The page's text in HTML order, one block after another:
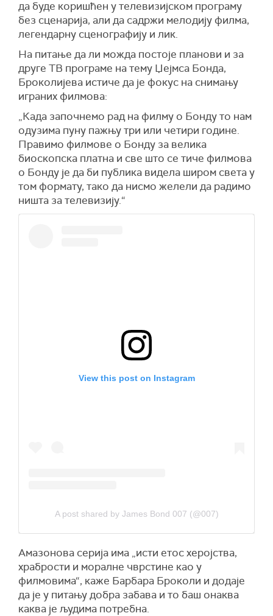
да буде коришћен у телевизијском програму
без сценарија, али да садржи мелодију филма,
легендарну сценографију и лик.
На питање да ли можда постоје планови и за
друге ТВ програме на тему Џејмса Бонда,
Броколијева истиче да је фокус на снимању
играних филмова:
„Када започнемо рад на филму о Бонду то нам
одузима пуну пажњу три или четири године.
Правимо филмове о Бонду за велика
биоскопска платна и све што се тиче филмова
о Бонду је да би публика видела широм света у
том формату, тако да нисмо желели да радимо
ништа зателевизију.“
View this post on Instagram
A post shared by James Bond 007 (@007)
Амазонова серија има „исти етос херојства,
храбрости и моралне чврстине као у
филмовима“, каже Барбара Броколи и додаје
да је у питању добра забава и то баш онаква
каква је људима потребна.